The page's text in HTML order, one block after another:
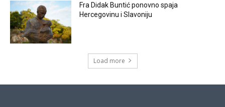
Fra Didak Buntić ponovno spaja
Hercegovinu i Slavoniju
Load more